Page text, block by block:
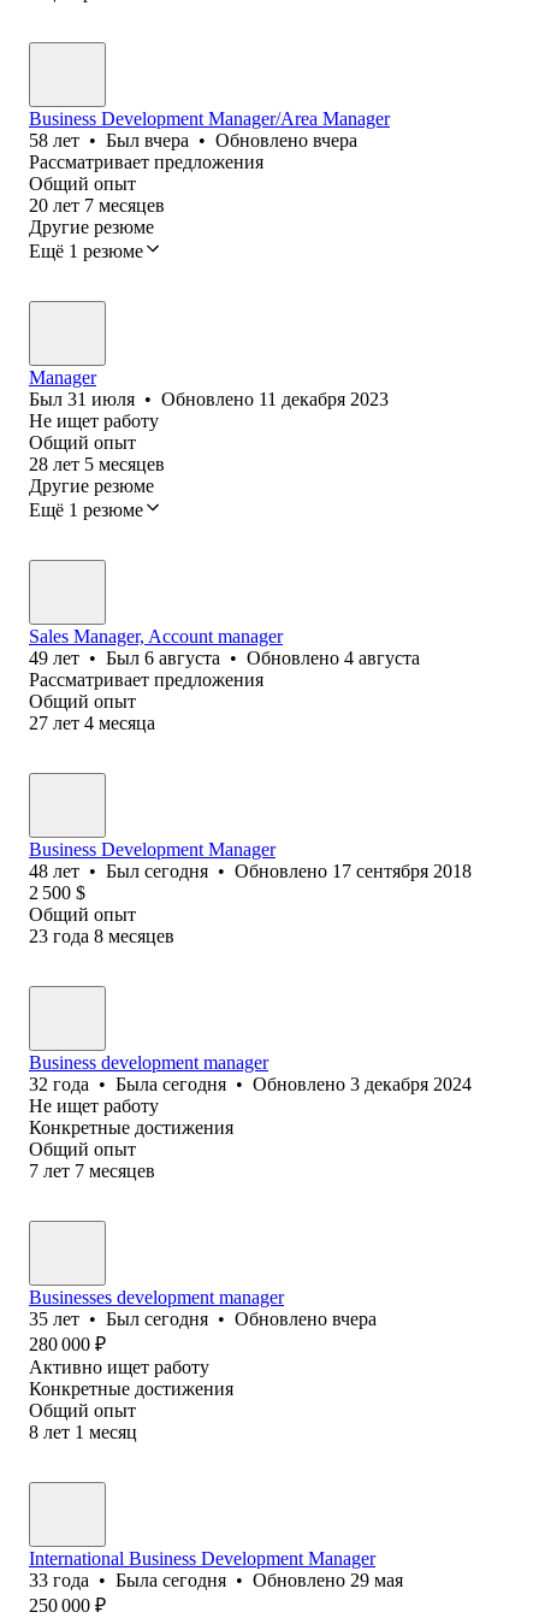
Business Development Manager/Area Manager
58 лет • Был вчера • Обновлено вчера
Рассматривает предложения
Общий опыт
20 лет 7 месяцев
Другие резюме
Ещё 1 резюме
Manager
Был 31 июля • Обновлено 11 декабря 2023
Не ищет работу
Общий опыт
28 лет 5 месяцев
Другие резюме
Ещё 1 резюме
Sales Manager, Account manager
49 лет • Был 6 августа • Обновлено 4 августа
Рассматривает предложения
Общий опыт
27 лет 4 месяца
Business Development Manager
48 лет • Был сегодня • Обновлено 17 сентября 2018
2 500 $
Общий опыт
23 года 8 месяцев
Business development manager
32 года • Была сегодня • Обновлено 3 декабря 2024
Не ищет работу
Конкретные достижения
Общий опыт
7 лет 7 месяцев
Businesses development manager
35 лет • Был сегодня • Обновлено вчера
280 000 ₽
Активно ищет работу
Конкретные достижения
Общий опыт
8 лет 1 месяц
International Business Development Manager
33 года • Была сегодня • Обновлено 29 мая
250 000 ₽